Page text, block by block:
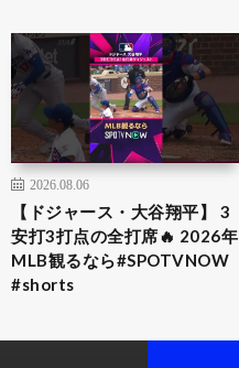
2026.08.06
【ドジャース・大谷翔平】 3
安打3打点の全打席🔥 2026年
MLB観るなら#SPOTVNOW
#shorts